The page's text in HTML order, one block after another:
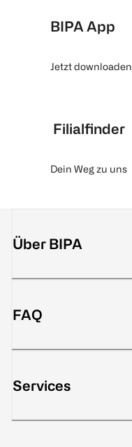
BIPA App
Jetzt downloaden
Filialfinder
Dein Weg zu uns
Über BIPA
FAQ
Services